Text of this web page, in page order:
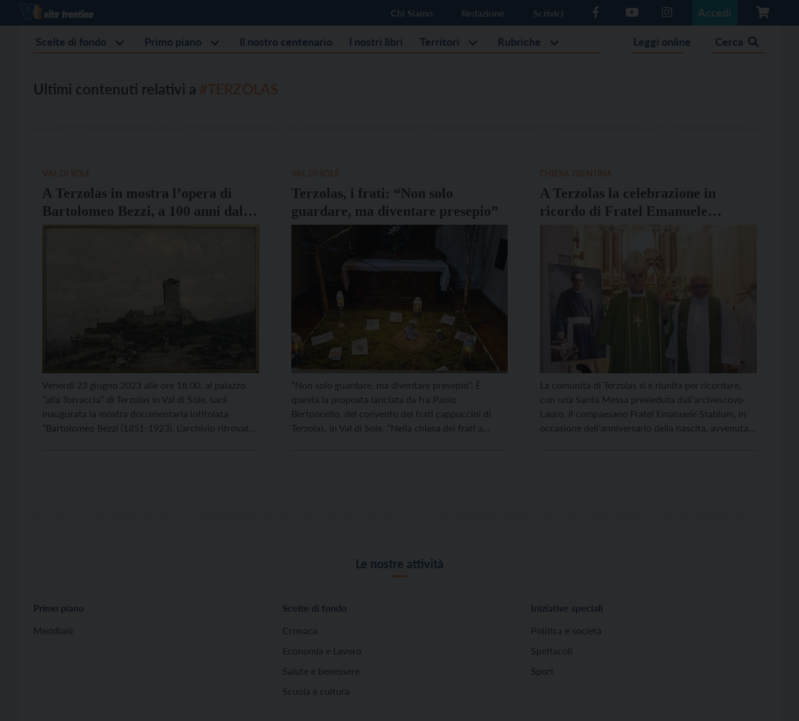
Chi Siamo Redazione Scrivici Accedi
Scelte di fondo Primo piano Il nostro centenario I nostri libri Territori Rubriche Leggi online Cerca
Ultimi contenuti relativi a
A Terzolas in mostra l’opera di
Bartolomeo Bezzi, a 100 anni dalla
morte
Venerdì 23 giugno 2023 alle ore 18.00, al palazzo
“alla Torraccia” di Terzolas in Val di Sole, sarà
inaugurata la mostra documentaria intitolata
“Bartolomeo Bezzi (1851-1923). L’archivio ritrovato:
Terzolas, i frati: “Non solo
guardare, ma diventare presepio”
“Non solo guardare, ma diventare presepio“. È
questa la proposta lanciata da fra Paolo
Bertoncello, del convento dei frati cappuccini di
Terzolas, in Val di Sole. “Nella chiesa dei frati a
A Terzolas la celebrazione in
ricordo di Fratel Emanuele
La comunità di Terzolas si è riunita per ricordare,
con una Santa Messa presieduta dall’arcivescovo
Lauro, il compaesano Fratel Emanuele Stablum, in
occasione dell’anniversario della nascita, avvenuta il
Le nostre attività
Primo piano
Meridiani
Scelte di fondo
Cronaca
Economia e Lavoro
Salute e benessere
Scuola e cultura
Iniziative speciali
Politica e società
Spettacoli
Sport